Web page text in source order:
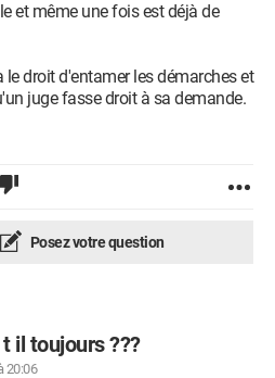
et même une fois est déjà de
le droit d'entamer les démarches et
juge fasse droit à sa demande.
Posez votre question
il toujours ???
20:06